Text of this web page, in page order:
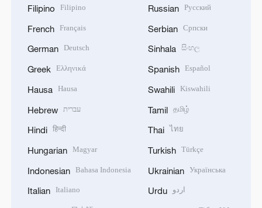
Filipino Filipino
French Français
German Deutsch
Greek Ελληνικά
Hausa Hausa
Hebrew עברית
Hindi हिन्दी
Hungarian Magyar
Indonesian Bahasa Indonesia
Italian Italiano
Russian Русский
Serbian Српски
Sinhala සිංහල
Spanish Español
Swahili Kiswahili
Tamil தமிழ்
Thai ไทย
Turkish Türkçe
Ukrainian Українська
Urdu اردو